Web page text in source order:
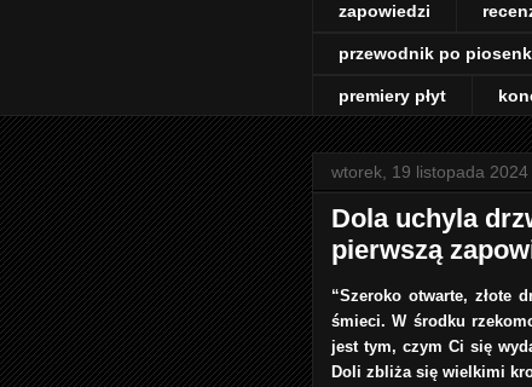
zapowiedzi
przewodnik po
premiery płyt
wtorek, 19 listopada 2024
Dola uchyla
pierwszą
“Szeroko otwarte, złote
śmieci. W środku
jest tym, czym Ci się
Doli zbliża się wielkimi